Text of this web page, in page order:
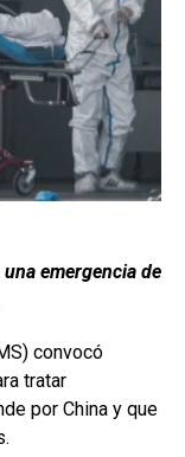
emergencia de
convocó
tratar
por China y que